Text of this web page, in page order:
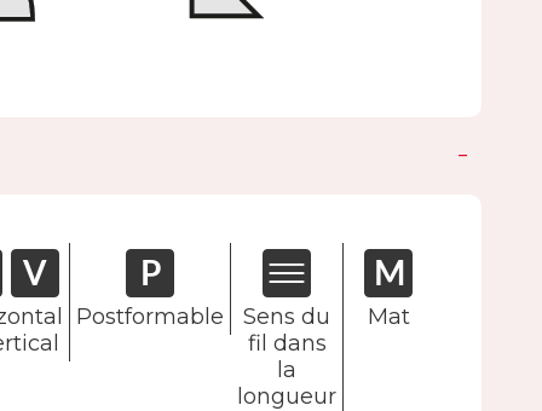
Postformable
Sens du
fil dans
la
longueur
Mat